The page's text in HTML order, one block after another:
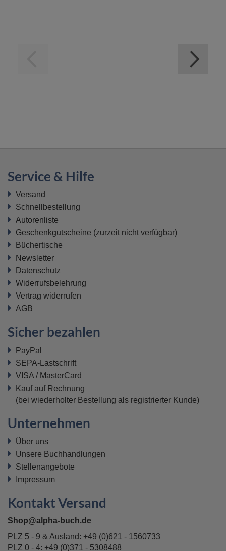
Service & Hilfe
Versand
Schnellbestellung
Autorenliste
Geschenkgutscheine (zurzeit nicht verfügbar)
Büchertische
Newsletter
Datenschutz
Widerrufsbelehrung
Vertrag widerrufen
AGB
Sicher bezahlen
PayPal
SEPA-Lastschrift
VISA / MasterCard
Kauf auf Rechnung
(bei wiederholter Bestellung als registrierter Kunde)
Unternehmen
Über uns
Unsere Buchhandlungen
Stellenangebote
Impressum
Kontakt Versand
Shop@alpha-buch.de
PLZ 5 - 9 & Ausland: +49 (0)621 - 1560733
PLZ 0 - 4: +49 (0)371 - 5308488